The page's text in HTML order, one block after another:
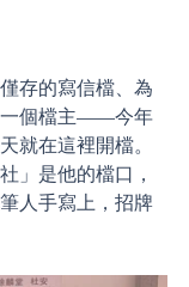
存的寫信檔、為
一個檔主——今年
就在這裡開檔。
」是他的檔口，
人手寫上，招牌